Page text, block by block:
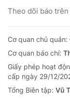
Giải sao mai
Âm nhạc
Du lịch
Làm đẹp
Chất lượng
Tuyển sinh
Học trực tuyến
Công nghệ
Hitech Công
Sản phẩm
Giao lưu trực
Theo dõi báo trên
Cơ quan chủ quản:
Cơ quan báo chí:
Giấy phép hoạt
cấp ngày 29/12/
Tổng Biên tập: Vũ